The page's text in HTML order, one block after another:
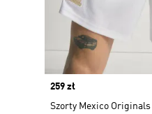
Price
259 zł
Szorty Mexico Originals